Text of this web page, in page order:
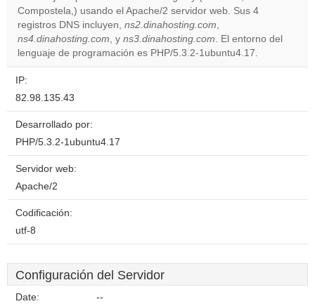
Do you
own this
website?
Compostela,) usando el Apache/2 servidor web. Sus 4
registros DNS incluyen, ns2.dinahosting.com,
ns4.dinahosting.com, y ns3.dinahosting.com. El entorno del
lenguaje de programación es PHP/5.3.2-1ubuntu4.17.
IP:
82.98.135.43
Desarrollado por:
PHP/5.3.2-1ubuntu4.17
Servidor web:
Apache/2
Codificación:
utf-8
Configuración del Servidor
Date: --